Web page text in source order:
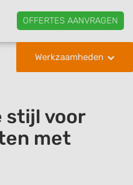
OFFERTES AANVRAGEN
Werkzaamheden
stijl voor
met